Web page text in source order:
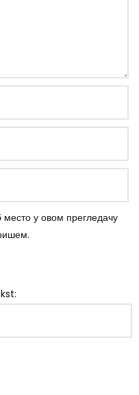
у овом прегледачу